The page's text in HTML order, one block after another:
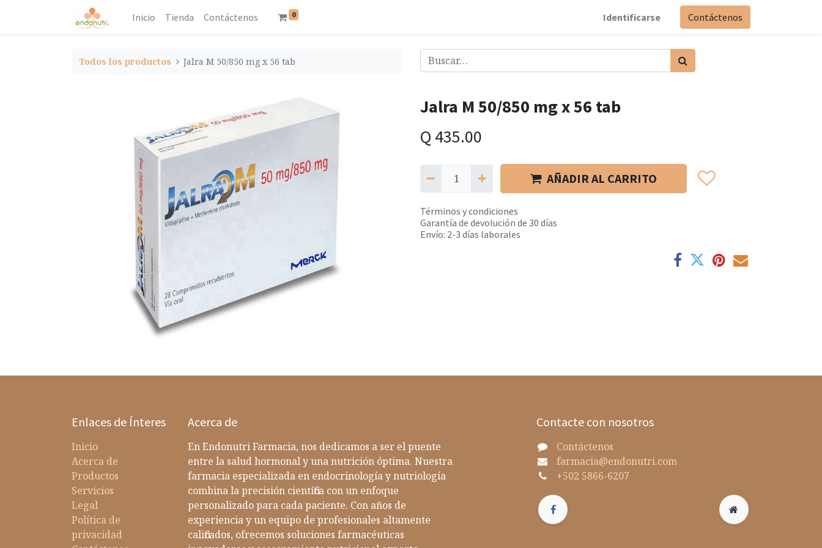
Inicio Tienda Contáctenos 0 Identificarse Contáctenos
Todos los productos Jalra M 50/850 mg x 56 tab
Jalra M 50/850 mg x 56 tab
Q 435.00
AÑADIR AL CARRITO
Términos y condiciones
Garantía de devolución de 30 días
Envío: 2-3 días laborales
Enlaces de Ínteres
Inicio
Acerca de
Productos
Servicios
Legal
Política de
privacidad
Acerca de
En Endonutri Farmacia, nos dedicamos a ser el puente
entre la salud hormonal y una nutrición óptima. Nuestra
farmacia especializada en endocrinología y nutriología
combina la precisión científica con un enfoque
personalizado para cada paciente. Con años de
experiencia y un equipo de profesionales altamente
calificados, ofrecemos soluciones farmacéuticas
Contacte con nosotros
Contáctenos
farmacia@endonutri.com
+502 5866-6207